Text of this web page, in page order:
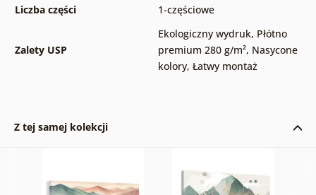
Liczba części
1-częściowe
Zalety USP
Ekologiczny wydruk, Płótno
premium 280 g/m², Nasycone
kolory, Łatwy montaż
Z tej samej kolekcji